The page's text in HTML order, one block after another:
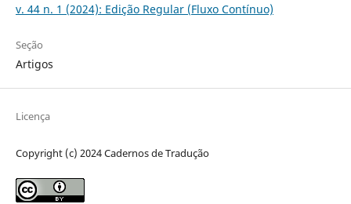
v. 44 n. 1 (2024): Edição Regular (Fluxo Contínuo)
Seção
Artigos
Licença
Copyright (c) 2024 Cadernos de Tradução